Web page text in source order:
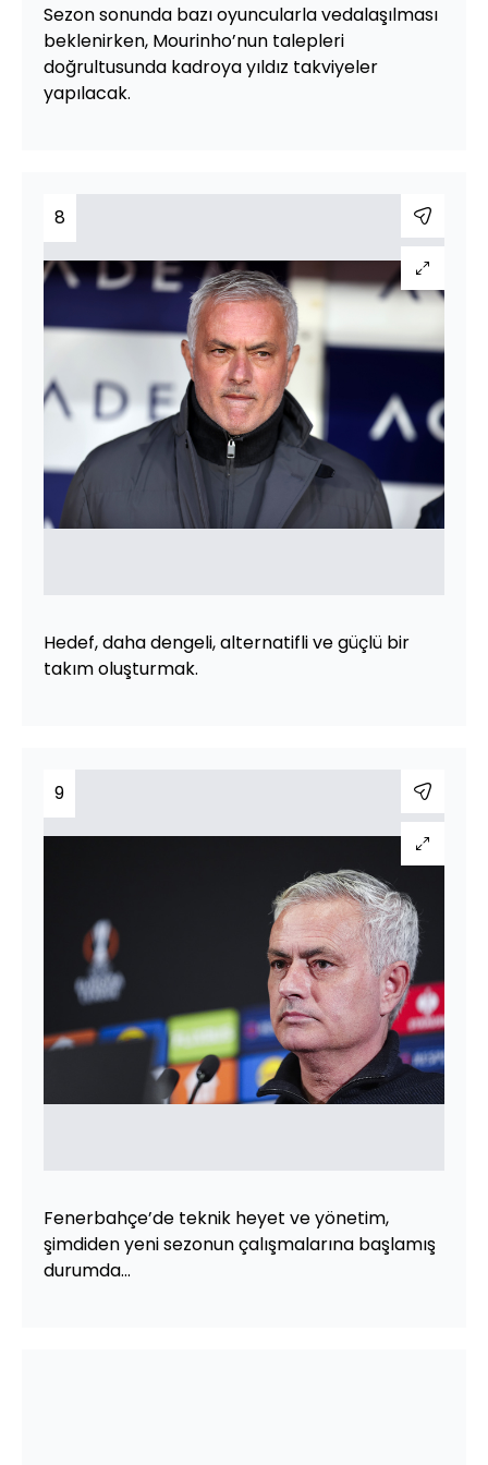
Sezon sonunda bazı oyuncularla vedalaşılması
beklenirken, Mourinho’nun talepleri
doğrultusunda kadroya yıldız takviyeler
yapılacak.
8
Hedef, daha dengeli, alternatifli ve güçlü bir
takım oluşturmak.
9
Fenerbahçe’de teknik heyet ve yönetim,
şimdiden yeni sezonun çalışmalarına başlamış
durumda...